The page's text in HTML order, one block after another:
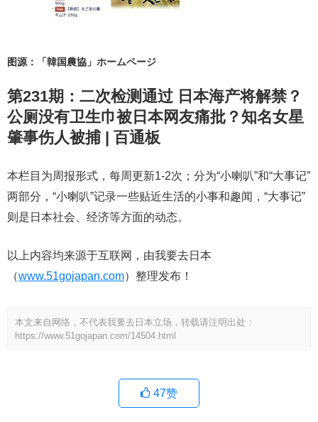
图源：「韓国農協」ホームページ
第231期：二次检测通过 日本海产将解禁？
公厕没有卫生巾被日本网友痛批？知名女星
肇事伤人被捕 | 百通板
本栏目为周报形式，每周更新1-2次；分为“小喇叭”和“大事记”
两部分，“小喇叭”记录一些贴近生活的小事和趣闻，“大事记”
则是日本社会、经济等方面的动态。
以上内容均来源于互联网，由我要去日本
（www.51gojapan.com）整理发布！
本文来自网络，不代表我要去日本立场，转载请注明出处：
https://www.51gojapan.com/14504.html
47赞